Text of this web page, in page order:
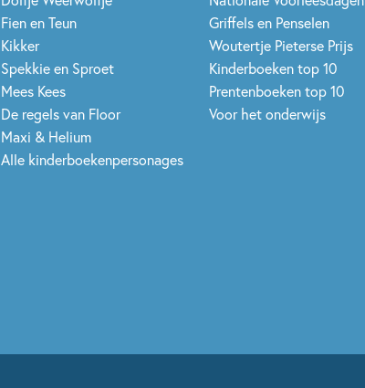
Fien en Teun
Kikker
Spekkie en Sproet
Mees Kees
De regels van Floor
Maxi & Helium
Alle kinderboekenpersonages
Griffels en Penselen
Woutertje Pieterse Prijs
Kinderboeken top 10
Prentenboeken top 10
Voor het onderwijs